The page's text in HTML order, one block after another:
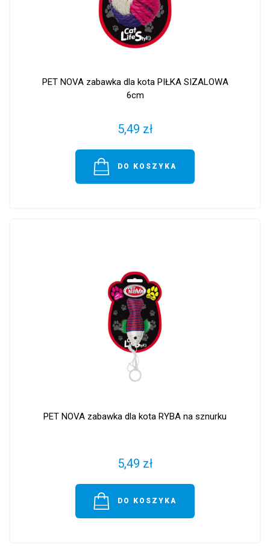
PET NOVA zabawka dla kota PIŁKA SIZALOWA
6cm
5,49 zł
DO KOSZYKA
PET NOVA zabawka dla kota RYBA na sznurku
5,49 zł
DO KOSZYKA